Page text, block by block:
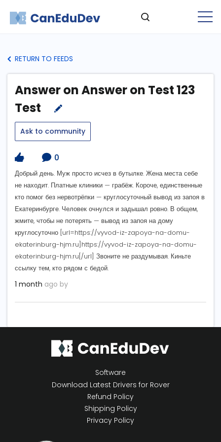
RETURN TO FEEDS
Answer on Answer on Test 123
Test
Ask to community
0
Добрый день. Муж просто исчез в бутылке. Жена места себе
не находит. Платные клиники — грабёж. Короче, единственные
кто помог без нервотрёпки — круглосуточный вывод из запоя в
Екатеринбурге. Человек очнулся и задышал ровно. В общем,
жмите, чтобы не потерять — вывод из запоя на дому
круглосуточно [url=https://vyvod-iz-zapoya-na-domu-
ekaterinburg-hjm.ru]https://vyvod-iz-zapoya-na-domu-
ekaterinburg-hjm.ru[/url] Звоните не раздумывая. Киньте
ссылку тем, кто рядом с бедой.
1 month ago by
Software
Download Latest Drivers for Rover
Refund Policy
Shipping Policy
Privacy Policy